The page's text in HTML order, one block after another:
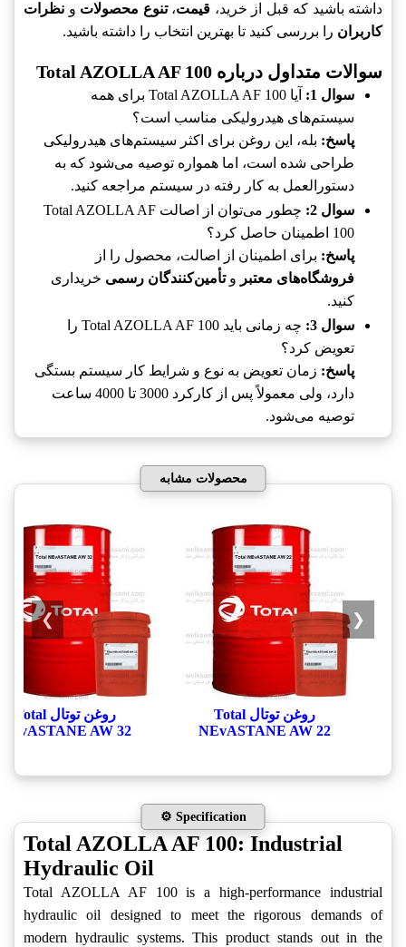
داشته باشید که قبل از خرید، قیمت،تنوع محصولات و نظرات
کاربران را بررسی کنید تا بهترین انتخاب را داشته باشید.
سوالات متداول درباره Total AZOLLA AF 100
سوال 1:
آیا Total AZOLLA AF 100 برای همه
سیستم‌های هیدرولیکی مناسب است؟
پاسخ: بله، این روغن برای اکثر سیستم‌های هیدرولیکی
طراحی شده است، اما همواره توصیه می‌شود که به
دستورالعمل به کار رفته در سیستم مراجعه کنید.
سوال 2:
چطور می‌توان از اصالت Total AZOLLA AF
100 اطمینان حاصل کرد؟
پاسخ: برای اطمینان از اصالت، محصول را از
فروشگاه‌های معتبر وتأمین‌کنندگان رسمی خریداری
کنید.
سوال 3:
چه زمانی باید Total AZOLLA AF 100 را
تعویض کرد؟
پاسخ: زمان تعویض به نوع و شرایط کار سیستم بستگی
دارد، ولی معمولاً پس از کارکرد 3000 تا 4000 ساعت
توصیه می‌شود.
محصولات مشابه
روغن توتال Total
NEvASTANE AW 22
روغن توتال Total
NEvASTANE AW 32
❮
❯
⚙️ Specification
Total AZOLLA AF 100: Industrial
Hydraulic Oil
Total AZOLLA AF 100 is a high-performance industrial
hydraulic oil designed to meet the rigorous demands of
modern hydraulic systems. This product stands out in the